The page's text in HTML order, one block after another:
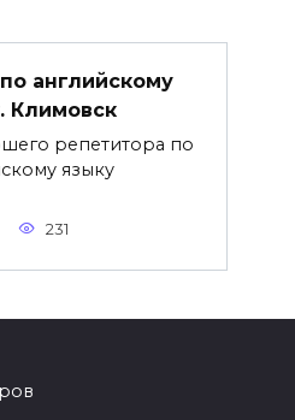
английскому
Климовск
репетитора по
языку
231